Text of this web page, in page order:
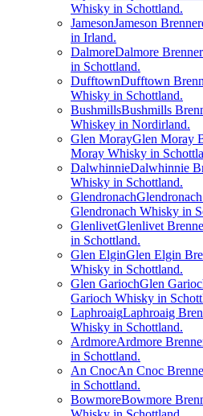
Whisky in Schottland.
JamesonJameson
in Irland.
DalmoreDalmore
in Schottland.
DufftownDufftown
Whisky in Schottland.
BushmillsBushmills
Whiskey in Nordirland.
Glen MorayGlen Moray
Moray Whisky in
DalwhinnieDalwhinnie
Whisky in Schottland.
Glendronach
Glendronach Whisky in
GlenlivetGlenlivet
in Schottland.
Glen ElginGlen Elgin
Whisky in Schottland.
Glen GariochGlen
Garioch Whisky in
LaphroaigLaphroaig
Whisky in Schottland.
ArdmoreArdmore
in Schottland.
An CnocAn Cnoc
in Schottland.
BowmoreBowmore